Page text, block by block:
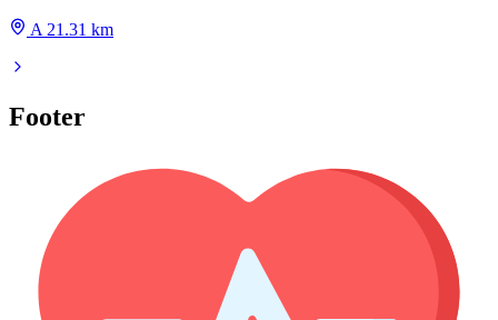
A 21.31 km
Footer